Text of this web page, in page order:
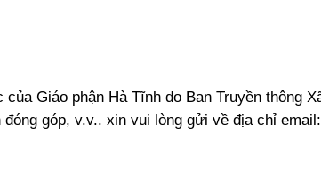
Giáo phận Hà Tĩnh do Ban Truyền thông
góp, v.v.. xin vui lòng gửi về địa chỉ email: